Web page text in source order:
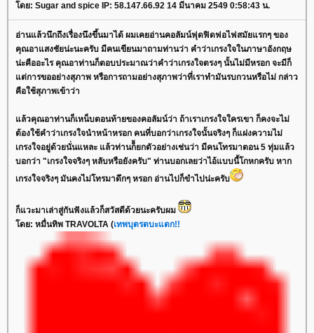
ดย: Sugar and spice IP: 58.147.66.92 14 มีนาคม 2549 0:58:43 น.
อ่านแล้วนึกถึงเรื่องนึงขึ้นมาได้ ผมเคยอ่านคอลัมน์ฟุดฟิดฟอไฟสมัยแรกๆ ของ
คุณอาแสงชัยน่ะนะครับ มีคนเขียนมาถามท่านว่า คำว่าเกรงใจในภาษาอังกฤษ
น่ะคืออะไร คุณอาท่านก็ตอบประมาณว่าคำว่าเกรงใจตรงๆ นั้นไม่มีหรอก จะมีก็
ต่การขออย่างสุภาพ หรือการถามอย่างสุภาพว่าที่เราทำมันรบกวนหรือไม่ กล่าว
คือใช้สุภาพเข้าว่า
ล้วคุณอาท่านก็เหน็บตอนท้ายของคอลัมน์ว่า ถ้าเราเกรงใจใครเขา ก็คงจะไม่
ต้องใช้คำว่าเกรงใจนำหน้าหรอก คนที่บอกว่าเกรงใจนั้นจริงๆ ก็แฝงความไม่
เกรงใจอยู่ด้วยนั่นแหละ แล้วท่านก็้ยกตัวอย่างเช่นว่า มีคนโทรมาตอน 5 ทุ่มแล้ว
บอกว่า "เกรงใจจริงๆ หลับหรือยังครับ" ท่านบอกเลยว่าไอ้แบบนี้โกหกครับ หาก
เกรงใจจริงๆ มันคงไม่โทรมาดึกๆ หรอก อ่านไปก็ขำไปน่ะครับ
ก็แวะมาเล่าสู่กันฟังแล้วก็สวัสดีด้วยนะครับผม
ดย: หมื่นทิพ TRAVOLTA (เทพบุตรตบะแตก!!